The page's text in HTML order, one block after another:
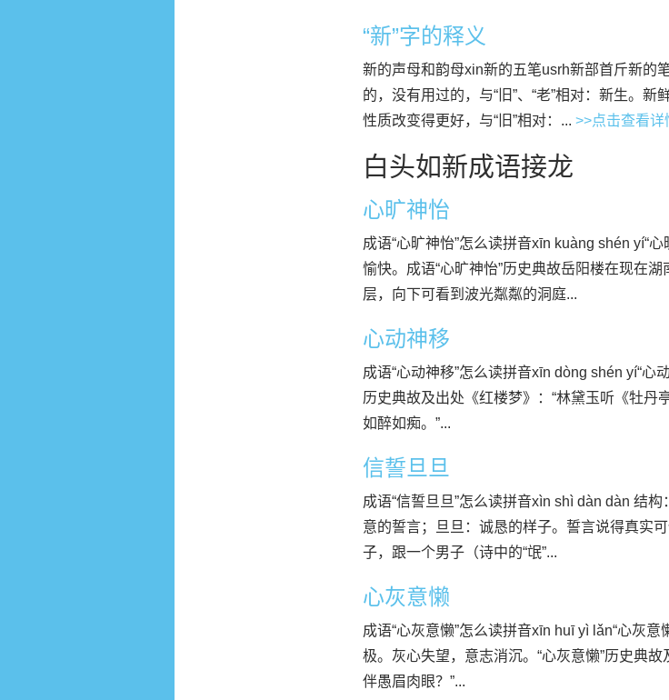
“新”字的释义
新的声母和韵母xin新的五笔usrh新部首斤新的
的，没有用过的，与“旧”、“老”相对：新生。
性质改变得更好，与“旧”相对：... >>点击查看详
白头如新成语接龙
心旷神怡
成语“心旷神怡”怎么读拼音xīn kuàng shén yí“
愉快。成语“心旷神怡”历史典故岳阳楼在现在
层，向下可看到波光粼粼的洞庭...
心动神移
成语“心动神移”怎么读拼音xīn dòng shén yí“心
历史典故及出处《红楼梦》：“林黛玉听《牡
如醉如痴。”...
信誓旦旦
成语“信誓旦旦”怎么读拼音xìn shì dàn dàn 结
意的誓言；旦旦：诚恳的样子。誓言说得真实
子，跟一个男子（诗中的“氓”...
心灰意懒
成语“心灰意懒”怎么读拼音xīn huī yì lǎn“心灰
极。灰心失望，意志消沉。“心灰意懒”历史典
伴愚眉肉眼？”...